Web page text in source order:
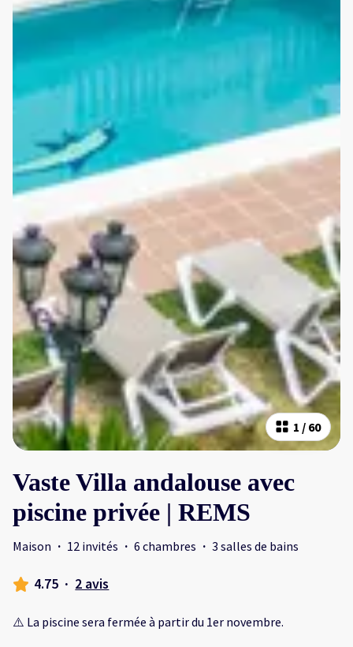
1 / 60
Vaste Villa andalouse avec
piscine privée | REMS
Maison · 12 invités · 6 chambres · 3 salles de bains
4.75 · 2 avis
⚠️ La piscine sera fermée à partir du 1er novembre.